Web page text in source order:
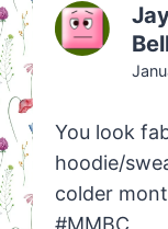
You look
hoodie/
colder
#MMBC